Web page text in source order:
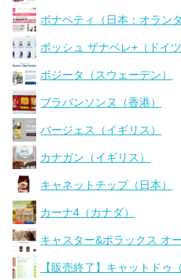
ボナペティ（日本：オランダ
ボッシュ ザナベレ+（ドイツ
ボジータ（スウェーデン）
ブラバンソンヌ（香港）
バージェス（イギリス）
カナガン（イギリス）
キャネットチップ（日本）
カーナ4（カナダ）
キャスター&ポラックス オ
【販売終了】キャットドゥ